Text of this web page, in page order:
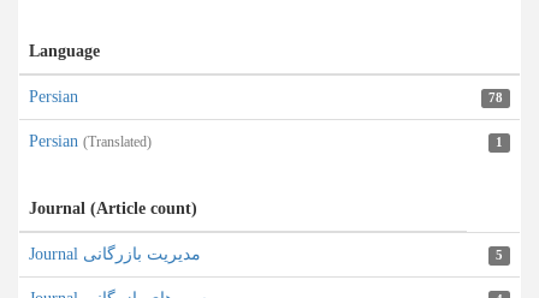
Language
Persian 78
Persian (Translated) 1
Journal (Article count)
Journal مدیریت بازرگانی 5